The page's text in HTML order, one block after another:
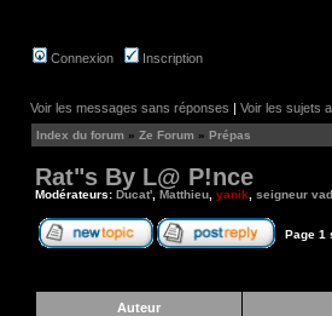
Connexion Inscription
Voir les messages sans réponses | Voir les sujets
Index du forum » Ze Forum » Prépas
Rat"s By L@ P!nce
Modérateurs: Ducat' Matthieu yanik seigneur
Page 1
Auteur